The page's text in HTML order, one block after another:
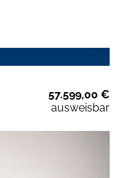
57.599,00 €
ausweisbar